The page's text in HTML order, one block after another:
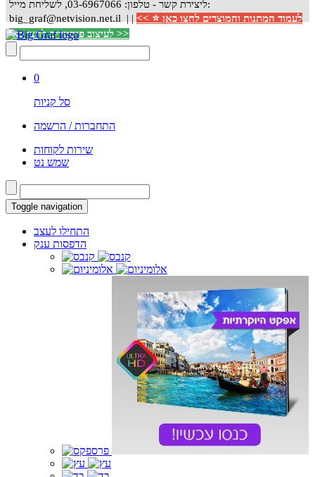
ליצירת קשר - טלפון: 03-6967066, לשליחת מייל:
big_graf@netvision.net.il |
לעמוד המתנות והמוצרים לחצו כאן ⭐ >> |
לעיצוב פוסטרים לחצו כאן >>
0
סל קניות
התחברות / הרשמה
שירות לקוחות
שמש נט
Toggle navigation
התחילו לעצב
הדפסות ענק